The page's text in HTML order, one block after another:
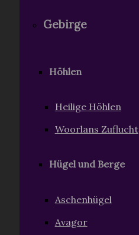
Gebirge
Höhlen
Heilige Höhlen
Woorlans Zuflucht
Hügel und Berge
Aschenhügel
Avagor